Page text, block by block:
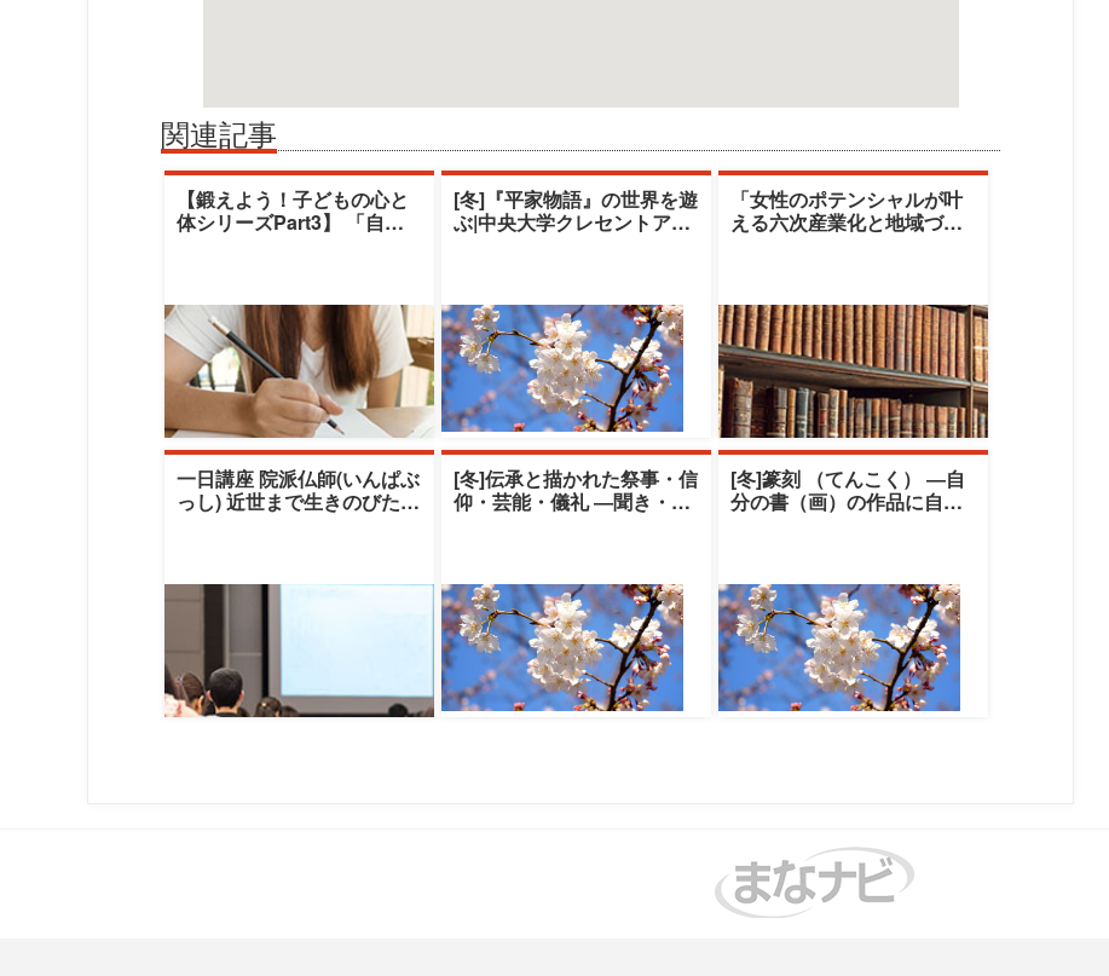
関連記事
【鍛えよう！子どもの心と
体シリーズPart3】 「自閉
[冬]『平家物語』の世界を遊
ぶ|中央大学クレセントアカ
「女性のポテンシャルが叶
える六次産業化と地域づく
一日講座 院派仏師(いんぱぶ
っし) 近世まで生きのびたも
[冬]伝承と描かれた祭事・信
仰・芸能・儀礼 ―聞き・伝
[冬]篆刻 （てんこく） ―自
分の書（画）の作品に自刻